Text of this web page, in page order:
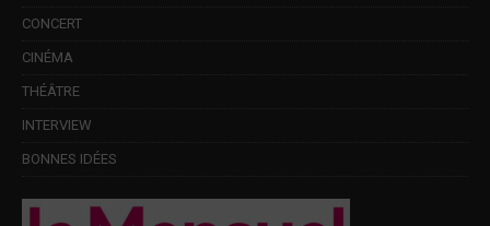
CONCERT
CINÉMA
THÉÂTRE
INTERVIEW
BONNES IDÉES